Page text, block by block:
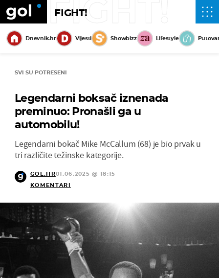
FIGHT!
FIGHT!
Dnevnik.hr Vijesti Showbizz Lifestyle
SVI SU POTRESENI
Legendarni boksač iznenada
preminuo: Pronašli ga u
automobilu!
Legendarni bokač Mike McCallum (68) je bio prvak u
tri različite težinske kategorije.
GOL.HR01.06.2025 @ 18:15
KOMENTARI